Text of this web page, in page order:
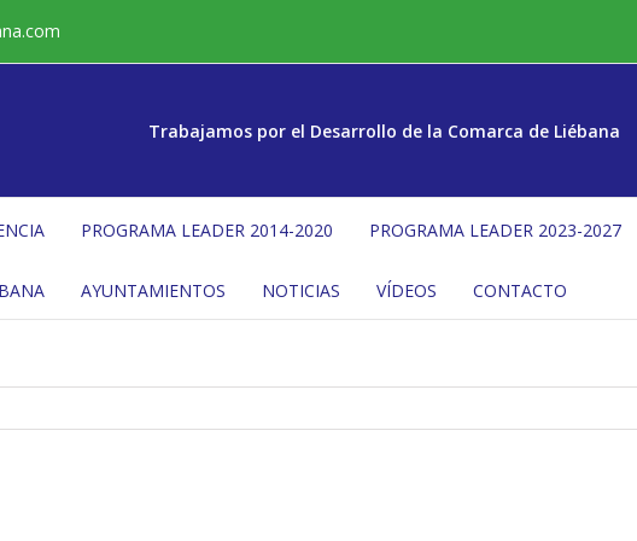
Trabajamos por el Desarrollo de la Comarca de Liébana
PROGRAMA LEADER 2014-2020 PROGRAMA LEADER 2023-2027
AYUNTAMIENTOS NOTICIAS VÍDEOS CONTACTO